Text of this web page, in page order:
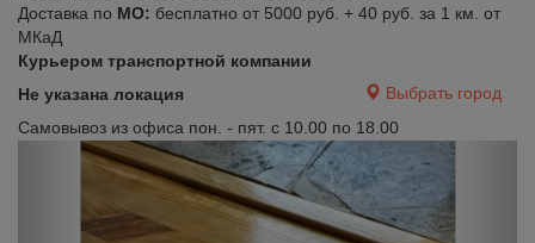
Доставка по МО: бесплатно от 5000 руб. + 40 руб. за 1 км. от
МКаД
Курьером транспортной компании
Не указана локация
Выбрать город
Самовывоз из офиса пон. - пят. с 10.00 по 18.00
Previous